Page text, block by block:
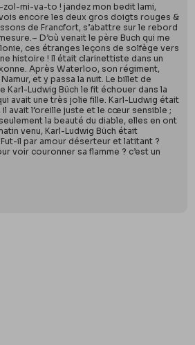
zol-mi-va-to ! jandez mon bedit lami,
encore les deux gros doigts rouges &
de Francfort, s’abattre sur le rebord
D’où venait le père Buch qui me
ces étranges leçons de solfège vers
histoire ! Il était clarinettiste dans un
Après Waterloo, son régiment,
et y passa la nuit. Le billet de
Karl-Ludwig Büch le fit échouer dans la
avait une très jolie fille. Karl-Ludwig était
il avait l’oreille juste et le cœur sensible ;
la beauté du diable, elles en ont
venu, Karl-Ludwig Büch était
il par amour déserteur et latitant ?
voir couronner sa flamme ? c’est un